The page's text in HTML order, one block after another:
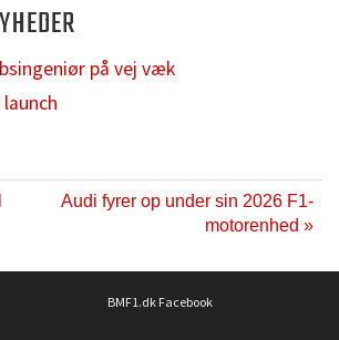
på vej væk
Audi fyrer op under sin 2026 F1-
motorenhed »
BMF1.dk Facebook